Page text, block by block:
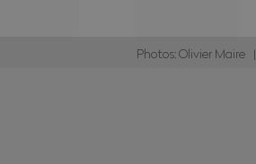
Photos: Olivier Maire |